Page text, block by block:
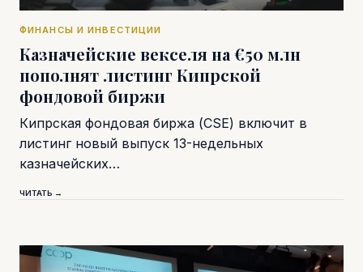
ФИНАНСЫ И ИНВЕСТИЦИИ
Казначейские векселя на €50 млн
пополнят листинг Кипрской
фондовой биржи
Кипрская фондовая биржа (CSE) включит в
листинг новый выпуск 13-недельных
казначейских…
ЧИТАТЬ →